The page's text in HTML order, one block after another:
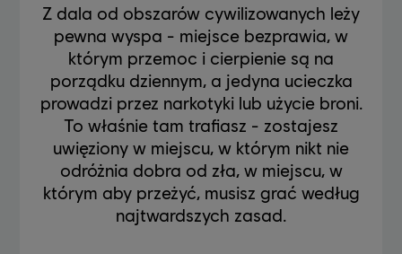
Z dala od obszarów cywilizowanych leży
pewna wyspa - miejsce bezprawia, w
którym przemoc i cierpienie są na
porządku dziennym, a jedyna ucieczka
prowadzi przez narkotyki lub użycie broni.
To właśnie tam trafiasz - zostajesz
uwięziony w miejscu, w którym nikt nie
odróżnia dobra od zła, w miejscu, w
którym aby przeżyć, musisz grać według
najtwardszych zasad.